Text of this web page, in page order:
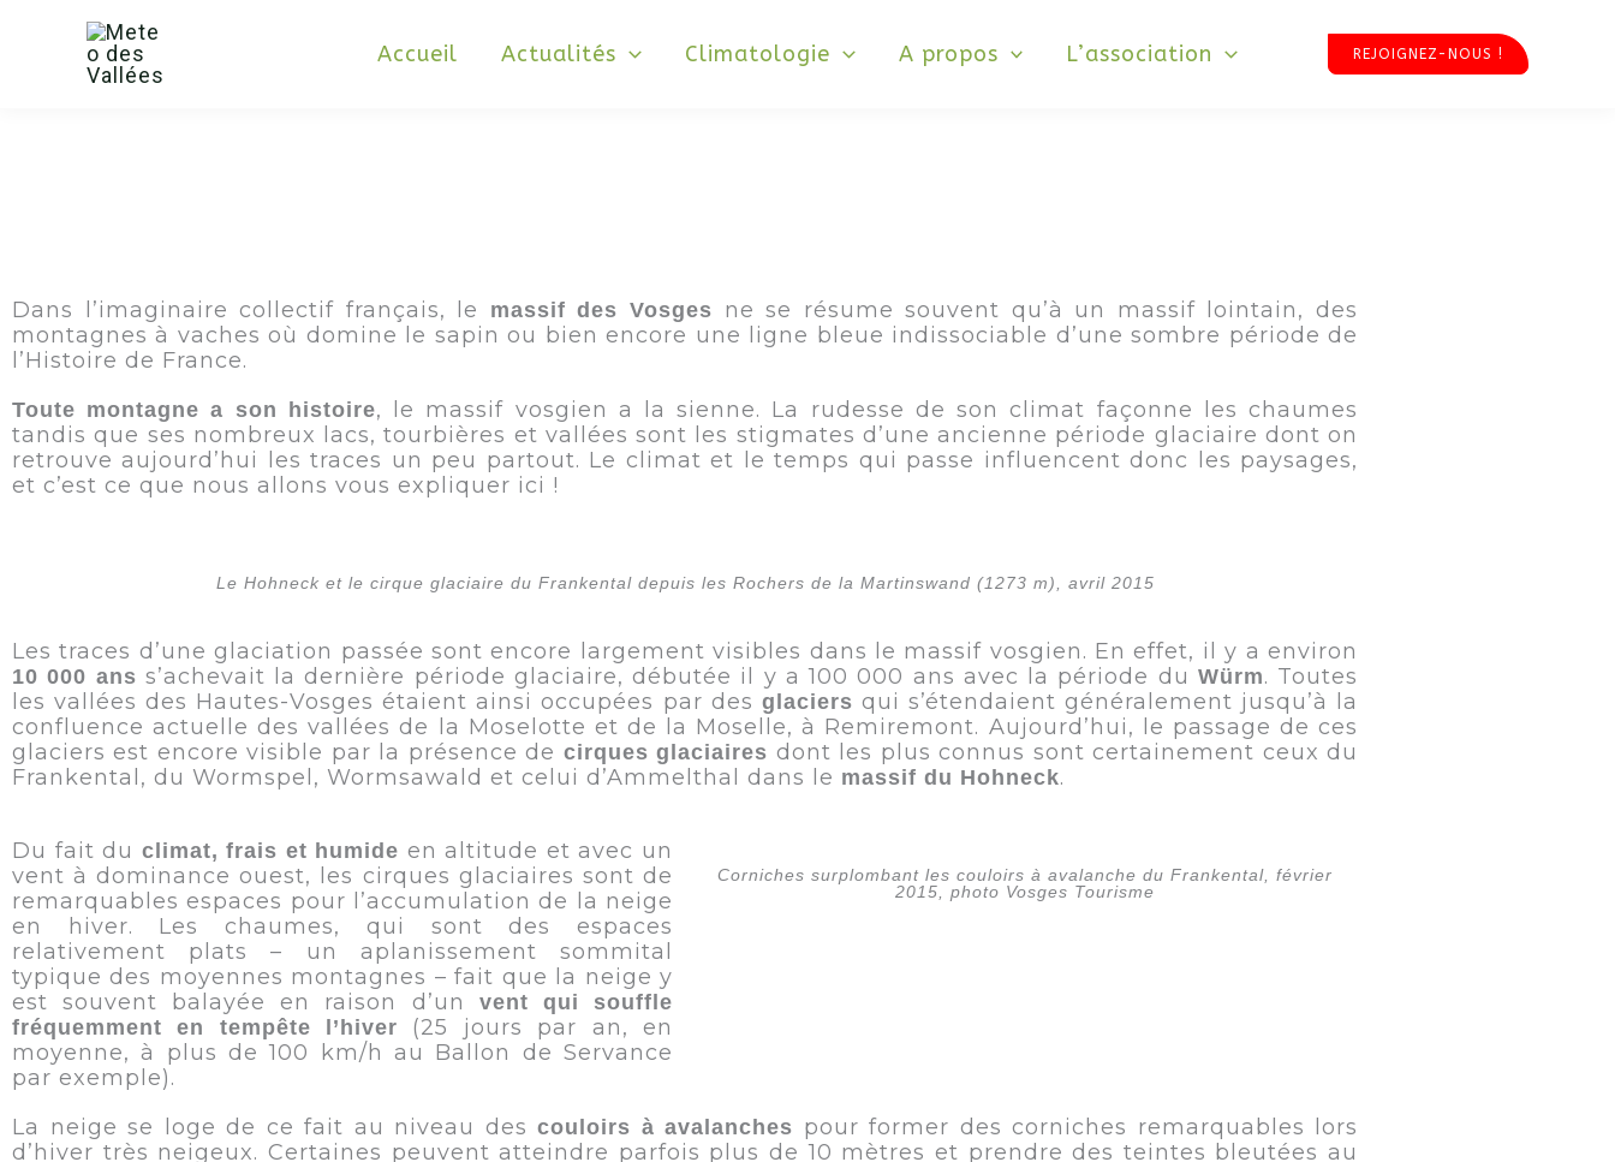
Accueil Actualités Climatologie A propos L’association REJOIGNEZ-NOUS !
Dans l’imaginaire collectif français, le massif des Vosges ne se résume souvent qu’à un massif lointain, des
montagnes à vaches où domine le sapin ou bien encore une ligne bleue indissociable d’une sombre période de
l’Histoire de France.
Toute montagne a son histoire, le massif vosgien a la sienne. La rudesse de son climat façonne les chaumes
tandis que ses nombreux lacs, tourbières et vallées sont les stigmates d’une ancienne période glaciaire dont on
retrouve aujourd’hui les traces un peu partout. Le climat et le temps qui passe influencent donc les paysages,
et c’est ce que nous allons vous expliquer ici !
Le Hohneck et le cirque glaciaire du Frankental depuis les Rochers de la Martinswand (1273 m), avril 2015
Les traces d’une glaciation passée sont encore largement visibles dans le massif vosgien. En effet, il y a environ
10 000 ans s’achevait la dernière période glaciaire, débutée il y a 100 000 ans avec la période du Würm. Toutes
les vallées des Hautes-Vosges étaient ainsi occupées par des glaciers qui s’étendaient généralement jusqu’à la
confluence actuelle des vallées de la Moselotte et de la Moselle, à Remiremont. Aujourd’hui, le passage de ces
glaciers est encore visible par la présence de cirques glaciaires dont les plus connus sont certainement ceux du
Frankental, du Wormspel, Wormsawald et celui d’Ammelthal dans le massif du Hohneck.
Du fait du climat, frais et humide en altitude et avec un
vent à dominance ouest, les cirques glaciaires sont de
remarquables espaces pour l’accumulation de la neige
en hiver. Les chaumes, qui sont des espaces
relativement plats – un aplanissement sommital
typique des moyennes montagnes – fait que la neige y
est souvent balayée en raison d’un vent qui souffle
fréquemment en tempête l’hiver
(25 jours par an, en
moyenne, à plus de 100 km/h au Ballon de Servance
par exemple).
Corniches surplombant les couloirs à avalanche du Frankental, février
2015, photo Vosges Tourisme
La neige se loge de ce fait au niveau des couloirs à avalanches pour former des corniches remarquables lors
d’hiver très neigeux. Certaines peuvent atteindre parfois plus de 10 mètres et prendre des teintes bleutées au